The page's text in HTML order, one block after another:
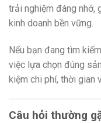
trải nghiệm đáng nhớ,
kinh doanh bền vững.
Nếu bạn đang tìm
việc lựa chọn đúng
kiệm chi phí, thời gian
Câu hỏi thường